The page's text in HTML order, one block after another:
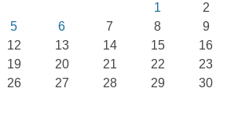
1
2
5 6 7 8
9
12 13 14 15
16
19 20 21 22
23
26 27 28 29
30